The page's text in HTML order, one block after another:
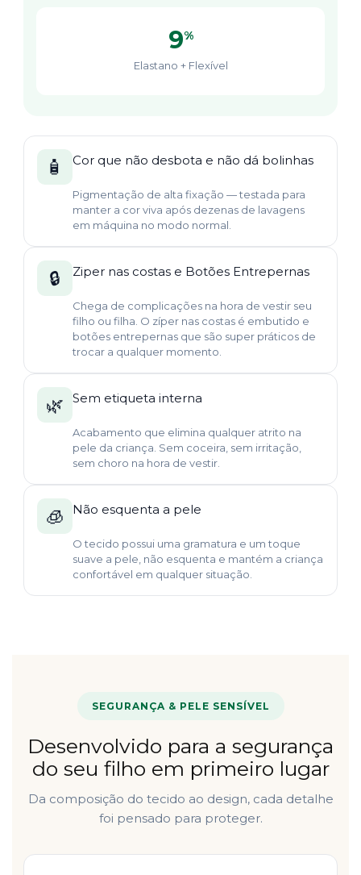
9%
Elastano + Flexível
🧴 Cor que não desbota e não dá bolinhas
Pigmentação de alta fixação — testada para
manter a cor viva após dezenas de lavagens
em máquina no modo normal.
🔒 Ziper nas costas e Botões Entrepernas
Chega de complicações na hora de vestir seu
filho ou filha. O zíper nas costas é embutido e
botões entrepernas que são super práticos de
trocar a qualquer momento.
🌿 Sem etiqueta interna
Acabamento que elimina qualquer atrito na
pele da criança. Sem coceira, sem irritação,
sem choro na hora de vestir.
🧊 Não esquenta a pele
O tecido possui uma gramatura e um toque
suave a pele, não esquenta e mantém a criança
confortável em qualquer situação.
SEGURANÇA & PELE SENSÍVEL
Desenvolvido para a segurança
do seu filho em primeiro lugar
Da composição do tecido ao design, cada detalhe
foi pensado para proteger.